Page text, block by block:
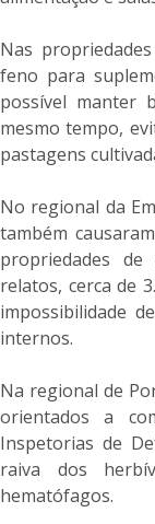
Nas
feno para
possível manter
mesmo tempo,
pastagens
No regional da
também
propriedades de
relatos, cerca de
impossibilidade
internos.
Na regional de
orientados a
Inspetorias de
raiva dos
hematófagos.